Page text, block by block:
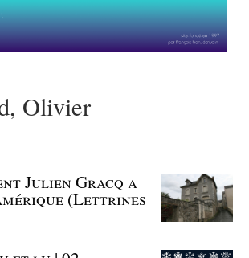
Olivier
Julien Gracq a
(Lettrines